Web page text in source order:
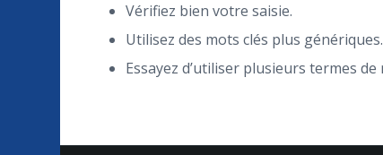
Vérifiez bien votre saisie.
Utilisez des mots clés plus génériques.
Essayez d’utiliser plusieurs termes de